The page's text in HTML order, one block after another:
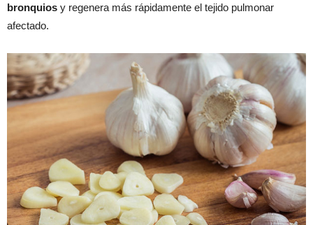
bronquios y regenera más rápidamente el tejido pulmonar
afectado.